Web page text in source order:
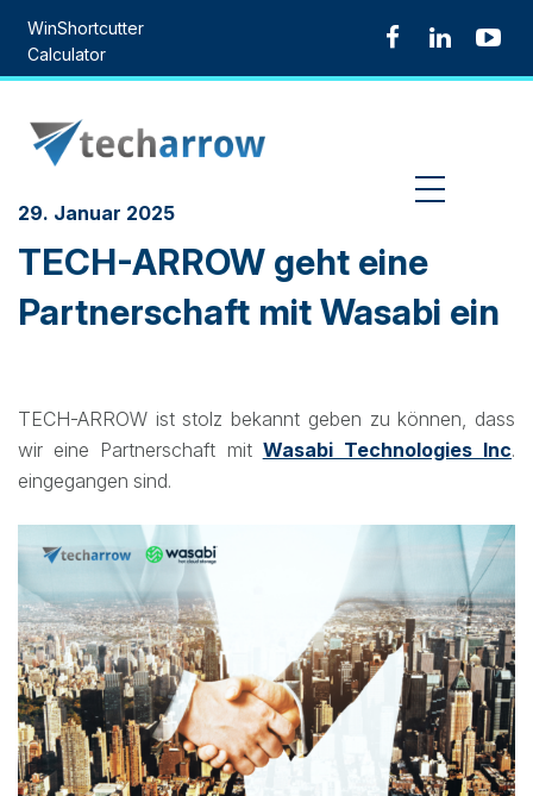
content
WinShortcutter
Calculator
29. Januar 2025
TECH-ARROW geht eine
Partnerschaft mit Wasabi ein
TECH-ARROW ist stolz bekannt geben zu können, dass
wir eine Partnerschaft mit Wasabi Technologies Inc.
eingegangen sind.